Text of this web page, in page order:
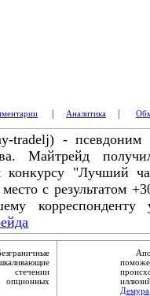
Аналитика
- псевдоним
Майтрейд
конкурсу "Лучший
с результатом
корреспонденту
опционных
Демура